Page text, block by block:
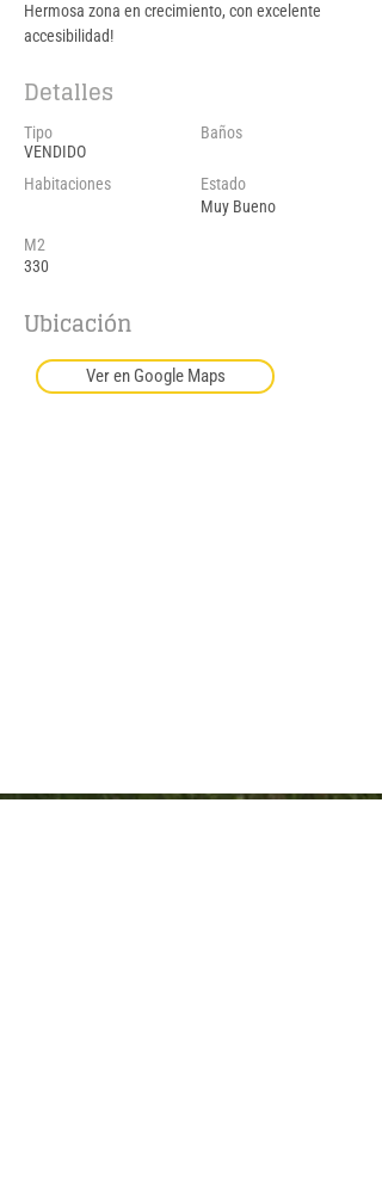
Hermosa zona en crecimiento, con excelente
accesibilidad!
Detalles
Tipo
VENDIDO
Habitaciones
Baños
Estado
Muy Bueno
M2
330
Ubicación
Ver en Google Maps